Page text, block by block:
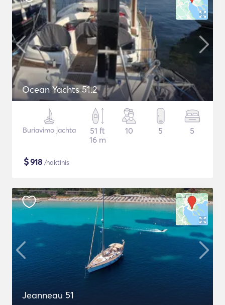
Ocean Yachts 51.2
Buriavimo jachta
51 ft
16 m
10 5 5
$918 /naktinis
Jeanneau 51